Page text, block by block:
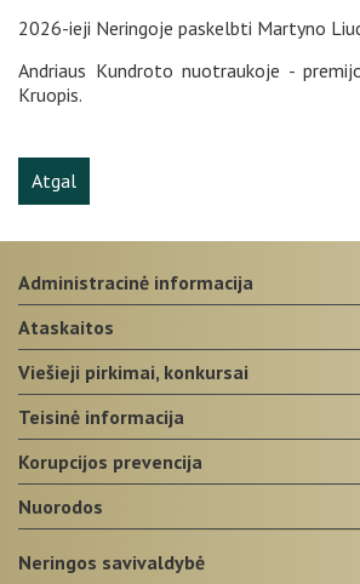
2026-ieji Neringoje paskelbti Martyno
Andriaus Kundroto nuotraukoje -
Kruopis.
Atgal
administracinė informacija
ataskaitos
viešieji pirkimai, konkursai
teisinė informacija
korupcijos prevencija
nuorodos
Neringos savivaldybė